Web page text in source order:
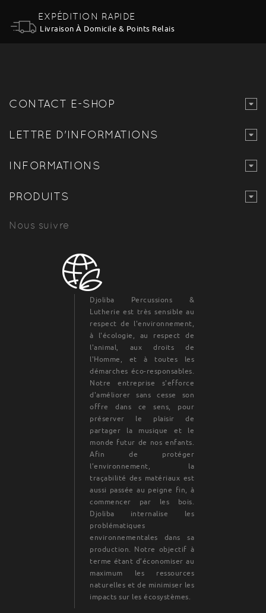
EXPÉDITION RAPIDE
Livraison À Domicile & Points Relais
CONTACT E-SHOP
LETTRE D'INFORMATIONS
INFORMATIONS
PRODUITS
Nous suivre
Djoliba Percussions &
Lutherie est très sensible au
respect de l'environnement,
à l'écologie, au respect de
l'animal, aux droits de
l'Homme, et à toutes les
démarches éco-responsables.
Notre entreprise s'efforce
d'améliorer sans cesse son
offre dans ce sens, pour
préserver le plaisir de
partager la musique et le
monde futur de nos enfants.
Afin de protéger
l’environnement, la
traçabilité des matériaux est
aussi passée au peigne fin, à
commencer par les bois.
Djoliba internalise les
problématiques
environnementales dans sa
production. Notre objectif à
terme étant d’économiser au
maximum les ressources
naturelles et de minimiser les
impacts sur les écosystèmes.